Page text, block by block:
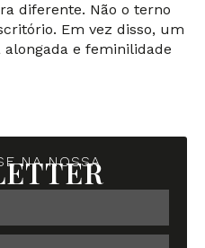
diferente. Não o terno
Em vez disso, um
e feminilidade
NA NOSSA